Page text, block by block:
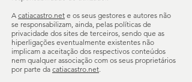
A catiacastro.net e os seus gestores e autores não
se responsabilizam, ainda, pelas políticas de
privacidade dos sites de terceiros, sendo que as
hiperligações eventualmente existentes não
implicam a aceitação dos respectivos conteúdos
nem qualquer associação com os seus proprietários
por parte da catiacastro.net.